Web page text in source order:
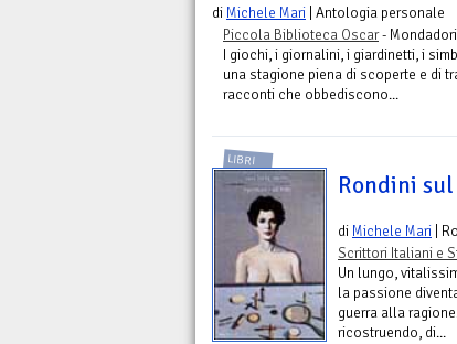
di Michele Mari | Antologia personale
Piccola Biblioteca Oscar-
I giochi, i giornalini, i giardinetti, i
una stagione piena di scoperte e di
racconti che obbediscono...
LIBRI
Rondini
di Michele Mari |
Scrittori Italiani e
Un lungo,
la passione
guerra alla
ricostruendo, di...